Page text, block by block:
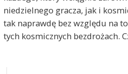
niedzielnego gracza, jak i
tak naprawdę bez względu na
tych kosmicznych bezdrożach.